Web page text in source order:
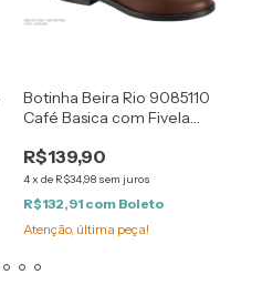
Botinha Beira Rio 9085110
Café Basica com Fivela
R$139,90
4x de R$34,98 sem juros
R$132,91 com Boleto
Atenção, última peça!